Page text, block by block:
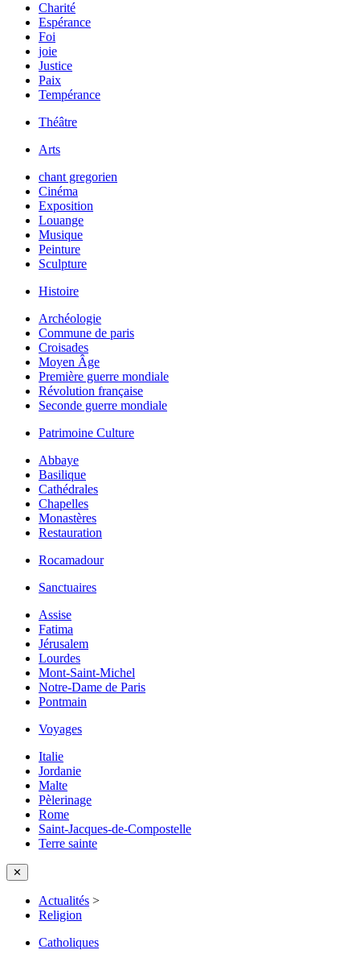
Charité
Espérance
Foi
joie
Justice
Paix
Tempérance
Théâtre
Arts
chant gregorien
Cinéma
Exposition
Louange
Musique
Peinture
Sculpture
Histoire
Archéologie
Commune de paris
Croisades
Moyen Âge
Première guerre mondiale
Révolution française
Seconde guerre mondiale
Patrimoine Culture
Abbaye
Basilique
Cathédrales
Chapelles
Monastères
Restauration
Rocamadour
Sanctuaires
Assise
Fatima
Jérusalem
Lourdes
Mont-Saint-Michel
Notre-Dame de Paris
Pontmain
Voyages
Italie
Jordanie
Malte
Pèlerinage
Rome
Saint-Jacques-de-Compostelle
Terre sainte
✕
Actualités >
Religion
Catholiques